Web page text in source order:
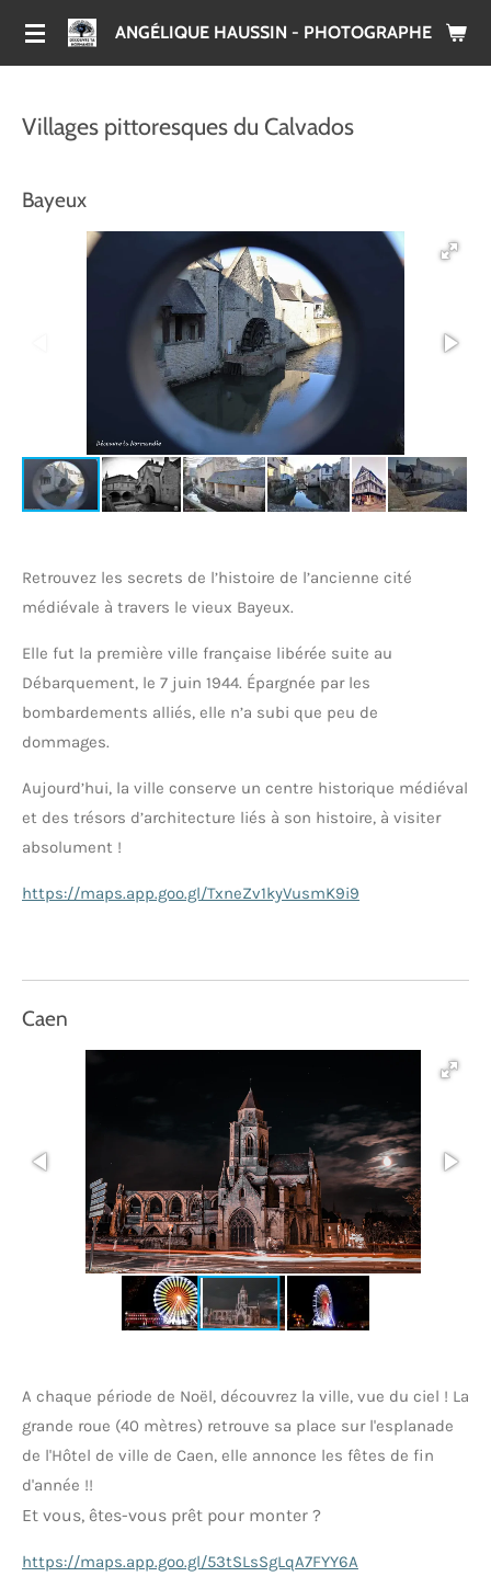
Passer
principal
ANGÉLIQUE HAUSSIN - PHOTOGRAPHE
Villages pittoresques du Calvados
Bayeux
Retrouvez les secrets de l’histoire de l’ancienne cité
médiévale à travers le vieux Bayeux.
Elle fut la première ville française libérée suite au
Débarquement, le 7 juin 1944. Épargnée par les
bombardements alliés, elle n’a subi que peu de
dommages.
Aujourd’hui, la ville conserve un centre historique médiéval
et des trésors d’architecture liés à son histoire, à visiter
absolument !
https://maps.app.goo.gl/TxneZv1kyVusmK9i9
Caen
A chaque période de Noël, découvrez la ville, vue du ciel ! La
grande roue (40 mètres) retrouve sa place sur l'esplanade
de l'Hôtel de ville de Caen, elle annonce les fêtes de fin
d'année !!
Et vous, êtes-vous prêt pour monter ?
https://maps.app.goo.gl/53tSLsSgLqA7FYY6A